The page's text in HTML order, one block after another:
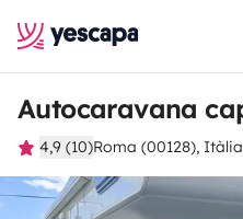
4,9 (10)Roma (00128), Itàlia